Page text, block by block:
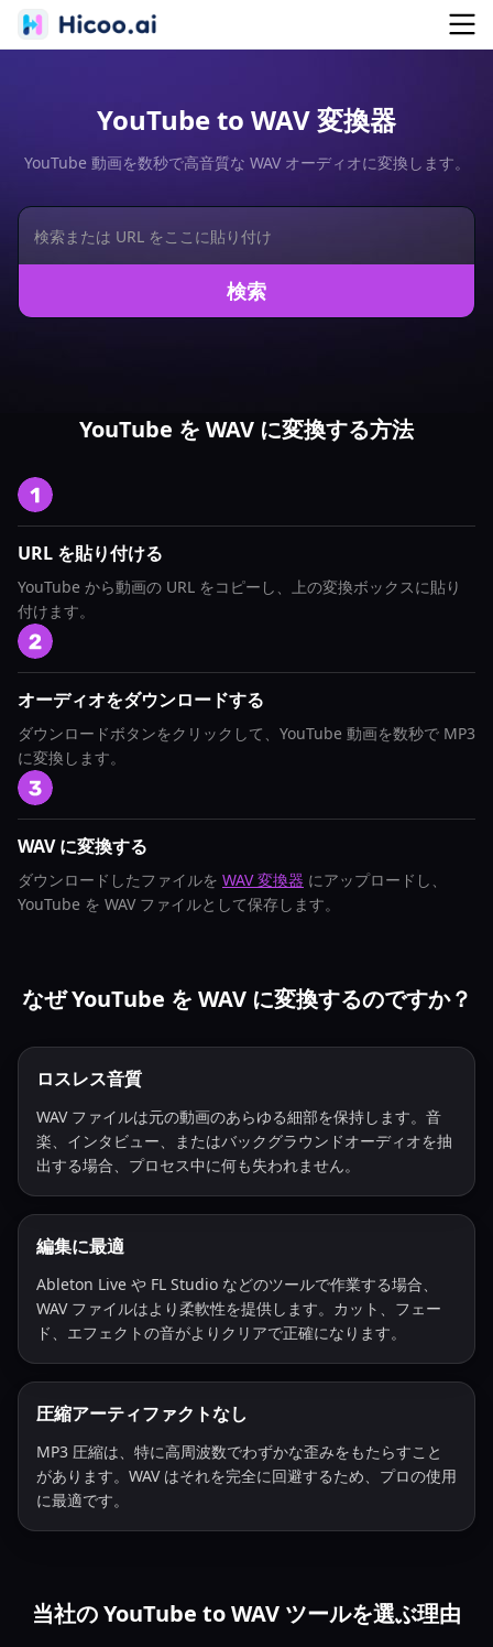
YouTube to WAV 変換器
YouTube 動画を数秒で高音質な WAV オーディオに変換します。
検索
YouTube を WAV に変換する方法
URL を貼り付ける
YouTube から動画の URL をコピーし、上の変換ボックスに貼り
付けます。
オーディオをダウンロードする
ダウンロードボタンをクリックして、YouTube 動画を数秒で MP3
に変換します。
WAV に変換する
ダウンロードしたファイルを WAV 変換器 にアップロードし、
YouTube を WAV ファイルとして保存します。
なぜ YouTube を WAV に変換するのですか？
ロスレス音質
WAV ファイルは元の動画のあらゆる細部を保持します。音
楽、インタビュー、またはバックグラウンドオーディオを抽
出する場合、プロセス中に何も失われません。
編集に最適
Ableton Live や FL Studio などのツールで作業する場合、
WAV ファイルはより柔軟性を提供します。カット、フェー
ド、エフェクトの音がよりクリアで正確になります。
圧縮アーティファクトなし
MP3 圧縮は、特に高周波数でわずかな歪みをもたらすこと
があります。WAV はそれを完全に回避するため、プロの使用
に最適です。
当社の YouTube to WAV ツールを選ぶ理由